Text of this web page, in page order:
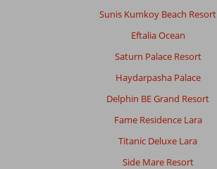
Sunis Kumkoy Beach Resort
Eftalia Ocean
Saturn Palace Resort
Haydarpasha Palace
Delphin BE Grand Resort
Fame Residence Lara
Titanic Deluxe Lara
Side Mare Resort